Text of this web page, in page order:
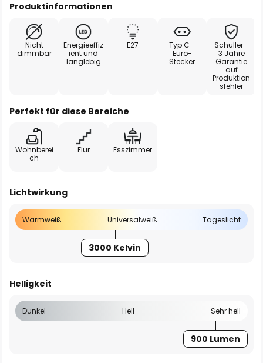
Produktinformationen
Nicht
dimmbar
Energieeffiz
ient und
langlebig
E27
Typ C -
Euro-
Stecker
Schuller -
3 Jahre
Garantie
auf
Produktion
sfehler
Perfekt für diese Bereiche
Wohnberei
ch
Flur Esszimmer
Lichtwirkung
Warmweiß Universalweiß Tageslicht
3000 Kelvin
Helligkeit
Dunkel Hell Sehr hell
900 Lumen